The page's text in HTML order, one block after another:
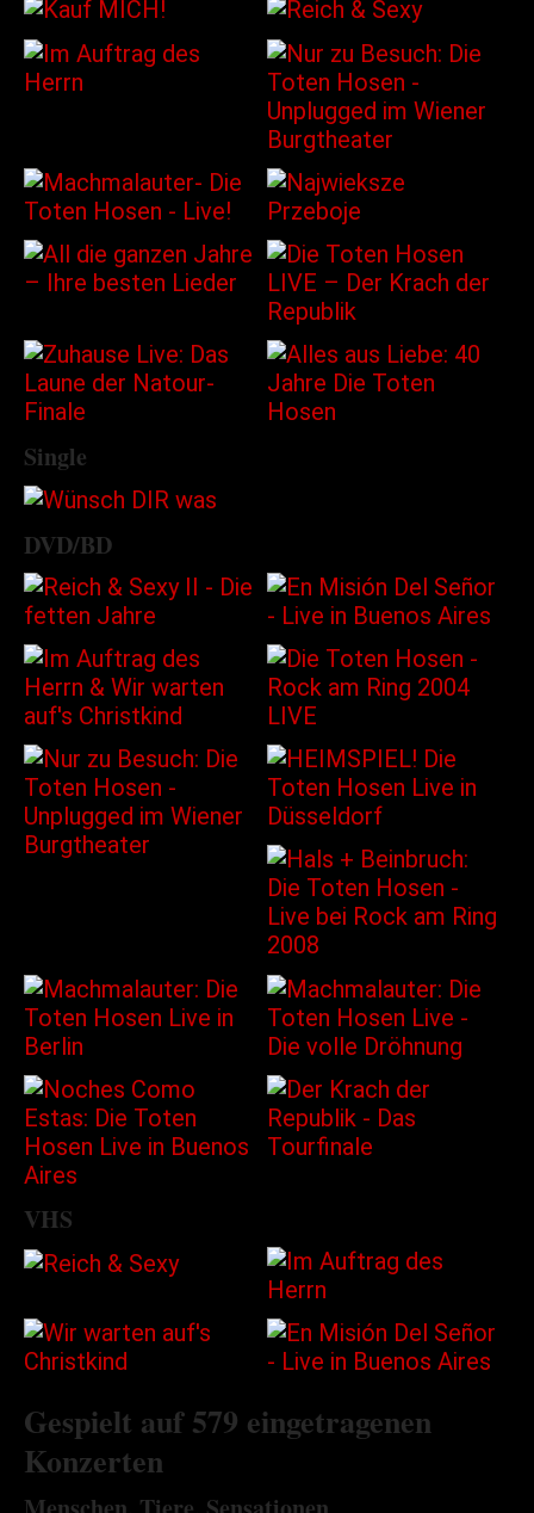
Single
DVD/BD
VHS
Gespielt auf 579 eingetragenen
Konzerten